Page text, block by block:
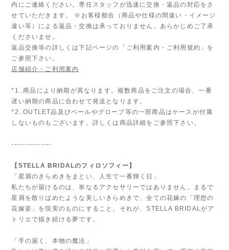
内にご連絡ください。専任スタッフが迅速に交換・返品の対応をさ
せていただきます。 ※お客様都合（商品や仕様の間違い・イメージ
違い等）による返品・交換は承っておりません。あらかじめご了承
くださいませ。
返品交換等の詳しくは下記ページの「ご利用案内・ご利用規約」を
ご参照下さい。
店舗紹介・ご利用案内
*1..商品により納期が異なります。複数商品をご注文の場合、一番
遅い納期の商品に合わせて発送となります。
*2..OUTLET品及びベールやグローブ等の一部商品はケースが付属
しないものもございます。詳しくは商品詳細をご参照下さい。
---------------
【STELLA BRIDALのフィロソフィー】
「星屑のきらめきをまとい、人生で一番輝く日」
私たちが届けるのは、単なるアクセサリーではありません。まるで
星屑を散りばめたような美しいきらめきで、全ての花嫁の「理想の
花嫁姿」を現実のものにすること。それが、STELLA BRIDALがア
トリエで描き続ける夢です。
「手の届く、本物の魔法」